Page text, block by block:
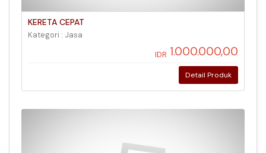
KERETA CEPAT
Kategori : Jasa
IDR 1.000.000,00
Detail Produk